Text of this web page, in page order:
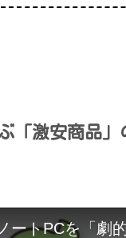
「激安商品」